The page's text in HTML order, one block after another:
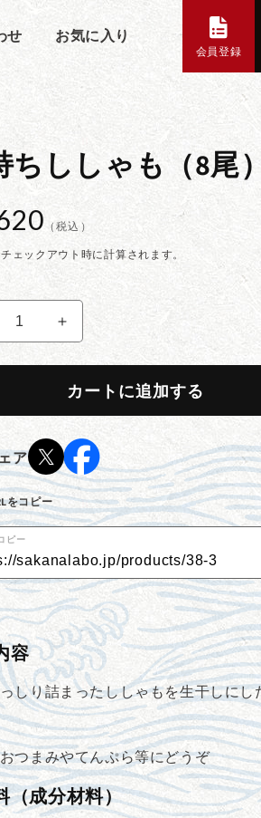
せ お気に入り
会員登録
ちししゃも（8尾）
（税込）
ェックアウト時に計算されます。
子
し
し
ゃ
も
（8
尾）
の
量
を
増
や
す
カートに追加する
ア
をコピー
ピー
容
しり詰まったししゃもを生干しにし
つまみやてんぷら等にどうぞ
（成分材料）